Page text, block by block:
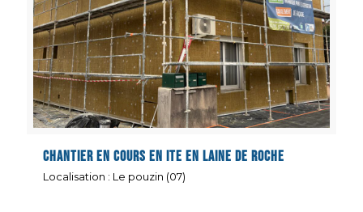
Chantier en cours en ITE en laine de roche
Localisation : Le pouzin (07)